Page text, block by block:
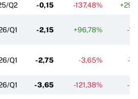
Q2 -0,15 -137,48%
Q1 -2,15 +96,78% -
Q1 -2,75 -3,65% -
Q1 -3,65 -121,38% -